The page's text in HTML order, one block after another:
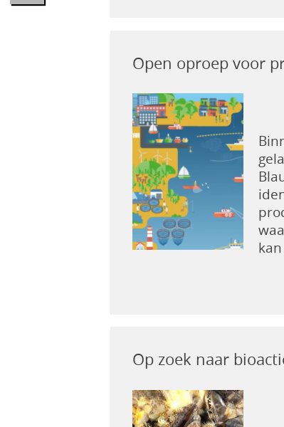
Open oproep voor
Op zoek naar